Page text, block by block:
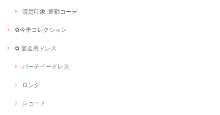
清楚印象-通勤コーデ
✿今季コレクション
✿ 宴会用ドレス
パーテイードレス
ロング
ショート